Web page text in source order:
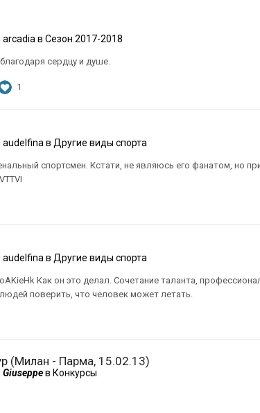
arcadia в Сезон 2017-2018
сердцу и душе.
1
audelfina в Другие виды спорта
спортсмен. Кстати, не являюсь его фанатом, но
audelfina в Другие виды спорта
Как он это делал. Сочетание таланта,
поверить, что человек может летать.
(Милан - Парма, 15.02.13)
Giuseppeв Конкурсы